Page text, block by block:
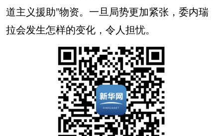
道主义援助”物资。一旦局势更加紧张，委内瑞
拉会发生怎样的变化，令人担忧。